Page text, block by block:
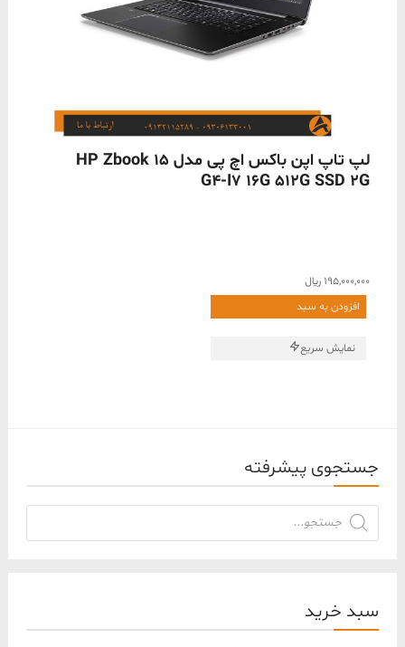
ناموجود
لپ تاپ اپن باکس اچ پی مدل HP Zbook 15
G4-I7 16G 512G SSD 2G
195,000,000 ﷼
افزودن به سبد
نمایش سریع
جستجوی پیشرفته
جستجوی
محصولات
سبد خرید